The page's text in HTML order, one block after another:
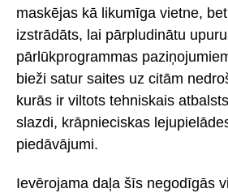
maskējas kā likumīga vietne,
izstrādāts, lai pārpludinātu
pārlūkprogrammas
bieži satur saites uz citām
kurās ir viltots tehniskais
slazdi, krāpnieciskas
piedāvājumi.
Ievērojama daļa šīs negodīgās